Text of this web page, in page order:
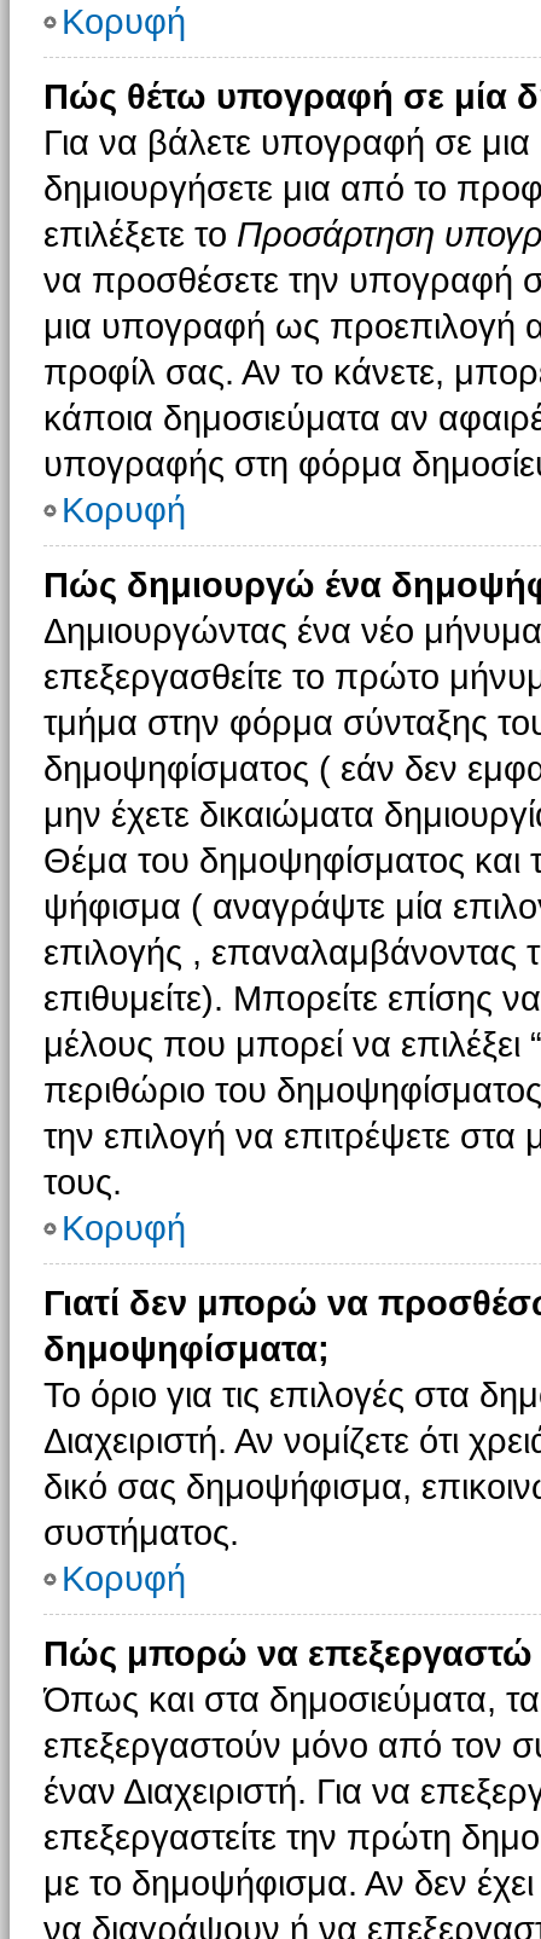
Κορυφή
Πώς θέτω υπογραφή σε μία
Για να βάλετε υπογραφή σε
δημιουργήσετε μια από το
επιλέξετε το Προσάρτηση
να προσθέσετε την υπογραφή
μια υπογραφή ως προεπιλογή
προφίλ σας. Αν το κάνετε,
κάποια δημοσιεύματα αν
υπογραφής στη φόρμα
Κορυφή
Πώς δημιουργώ ένα
Δημιουργώντας ένα νέο
επεξεργασθείτε το πρώτο
τμήμα στην φόρμα σύνταξης
δημοψηφίσματος ( εάν δεν
μην έχετε δικαιώματα
Θέμα του δημοψηφίσματος και
ψήφισμα ( αναγράψτε μία
επιλογής , επαναλαμβάνοντας
επιθυμείτε). Μπορείτε επίσης
μέλους που μπορεί να επιλέξει
περιθώριο του
την επιλογή να επιτρέψετε στα
τους.
Κορυφή
Γιατί δεν μπορώ να
δημοψηφίσματα;
Το όριο για τις επιλογές στα
Διαχειριστή. Αν νομίζετε ότι
δικό σας δημοψήφισμα,
συστήματος.
Κορυφή
Πώς μπορώ να
Όπως και στα δημοσιεύματα,
επεξεργαστούν μόνο από τον
έναν Διαχειριστή. Για να
επεξεργαστείτε την πρώτη
με το δημοψήφισμα. Αν δεν
να διαγράψουν ή να